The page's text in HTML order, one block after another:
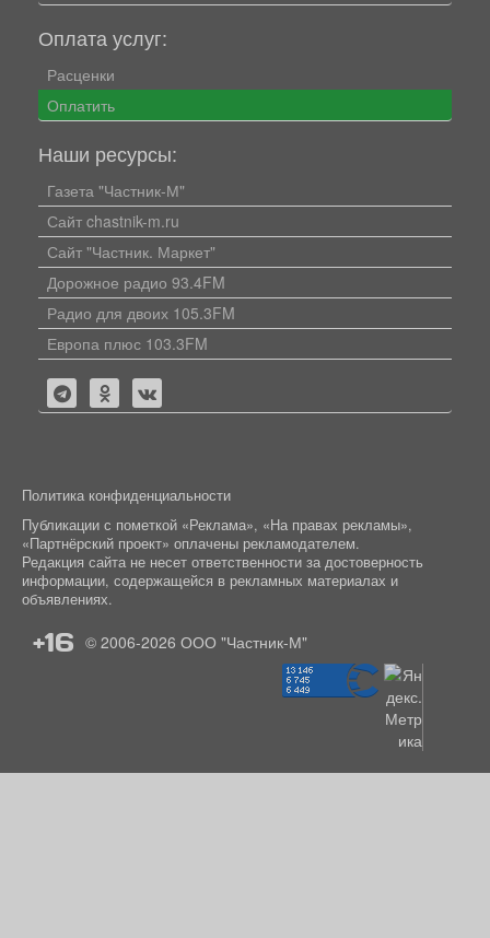
Оплата услуг:
Расценки
Оплатить
Наши ресурсы:
Газета "Частник-М"
Сайт chastnik-m.ru
Сайт "Частник. Маркет"
Дорожное радио 93.4FM
Радио для двоих 105.3FM
Европа плюс 103.3FM
Политика конфиденциальности
Публикации с пометкой «Реклама», «На правах рекламы»,
«Партнёрский проект» оплачены рекламодателем.
Редакция сайта не несет ответственности за достоверность
информации, содержащейся в рекламных материалах и
объявлениях.
+16 © 2006-2026 ООО "Частник-М"